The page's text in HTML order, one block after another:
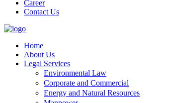
Career
Contact Us
Home
About Us
Legal Services
Environmental Law
Corporate and Commercial
Energy and Natural Resources